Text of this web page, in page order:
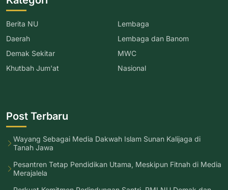
Berita NU
Daerah
Demak Sekitar
Khutbah Jum'at
Lembaga
Lembaga dan Banom
MWC
Nasional
Post Terbaru
Wayang Sebagai Media Dakwah Islam Sunan Kalijaga di
Tanah Jawa
Pesantren Tetap Pendidikan Utama, Meskipun Fitnah di Media
Merajalela